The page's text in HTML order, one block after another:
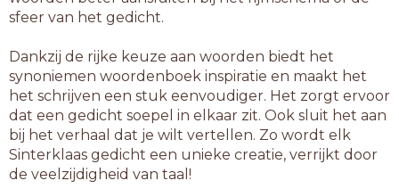
sfeer van het gedicht.
Dankzij de rijke keuze aan woorden biedt het
synoniemen woordenboek inspiratie en maakt het
het schrijven een stuk eenvoudiger. Het zorgt ervoor
dat een gedicht soepel in elkaar zit. Ook sluit het aan
bij het verhaal dat je wilt vertellen. Zo wordt elk
Sinterklaas gedicht een unieke creatie, verrijkt door
de veelzijdigheid van taal!